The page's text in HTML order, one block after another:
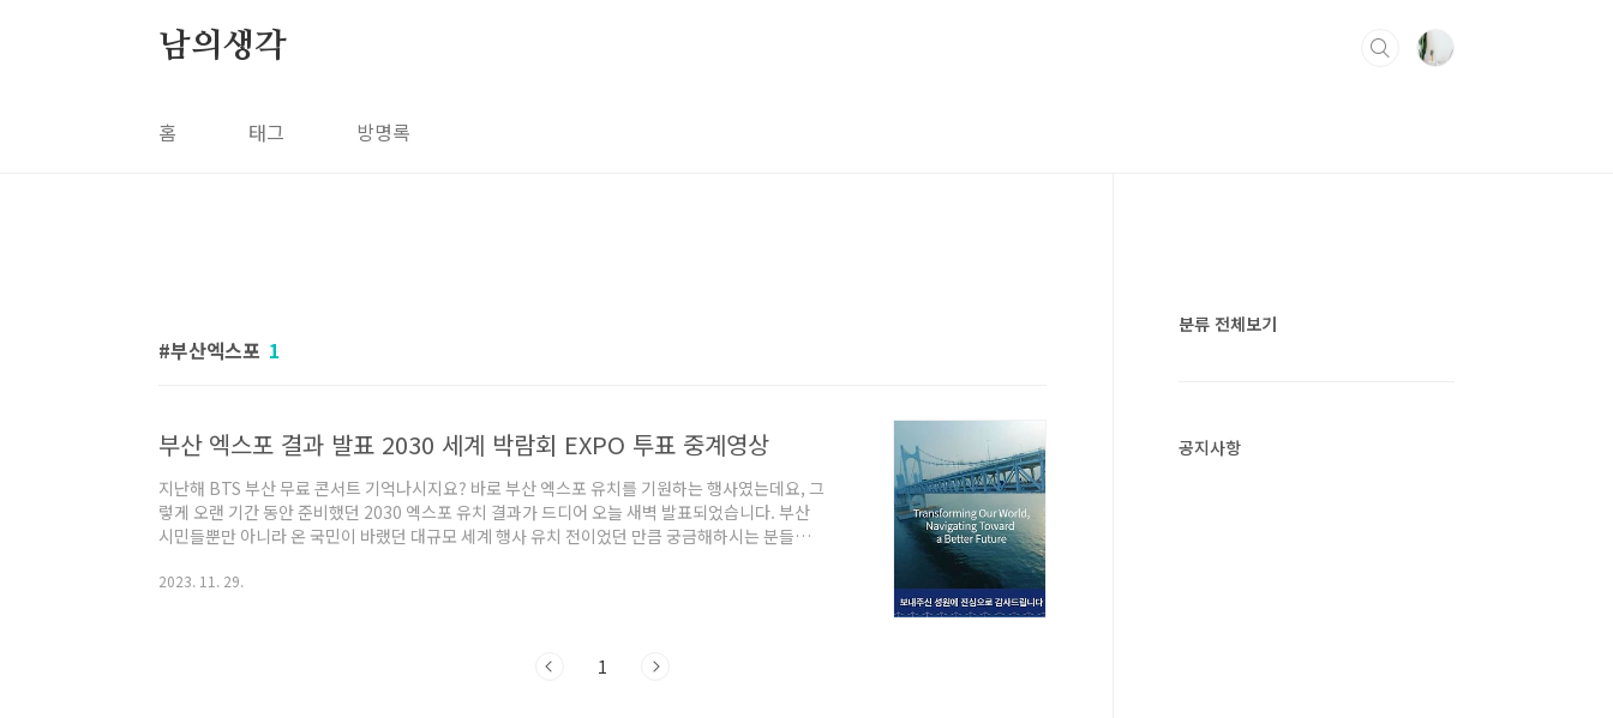
남의생각
홈 태그 방명록
부산엑스포 1
부산 엑스포 결과 발표 2030 세계 박람회 EXPO 투표 중계영상
지난해 BTS 부산 무료 콘서트 기억나시지요? 바로 부산 엑스포 유치를 기원하는 행사였는데요, 그
렇게 오랜 기간 동안 준비했던 2030 엑스포 유치 결과가 드디어 오늘 새벽 발표되었습니다. 부산
시민들뿐만 아니라 온 국민이 바랬던 대규모 세계 행사 유치 전이었던 만큼 궁금해하시는 분들이
궁금한 유치 결과입니다. 부산이 2030년 세계박람회 유치에 실패했습니다. 아쉬운 소식이 아닐 수
2023. 11. 29.
1
분류 전체보기
공지사항